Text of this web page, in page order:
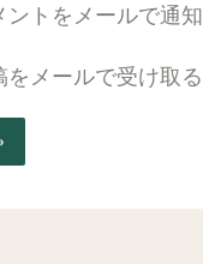
ントをメールで通知
をメールで受け取る